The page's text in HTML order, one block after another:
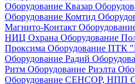
Оборудование Квазар
Оборудование Комтид
Магнито-Контакт
НИЦ Охрана Оборудование
Проксима Оборудование ПТК
Оборудование Радий
Ритм Оборудование Риэлта
Оборудование СЕНСОР, НПП